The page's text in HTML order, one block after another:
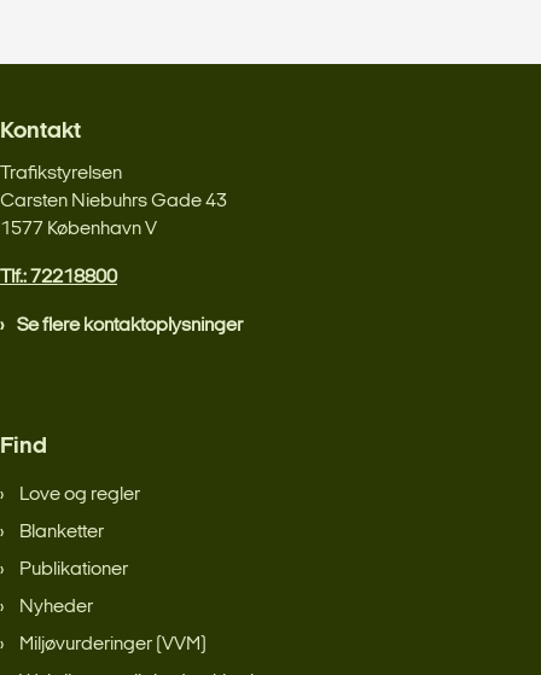
Kontakt
Trafikstyrelsen
Carsten Niebuhrs Gade 43
1577 København V
Tlf.: 72218800
Se flere kontaktoplysninger
Find
Love og regler
Blanketter
Publikationer
Nyheder
Miljøvurderinger (VVM)